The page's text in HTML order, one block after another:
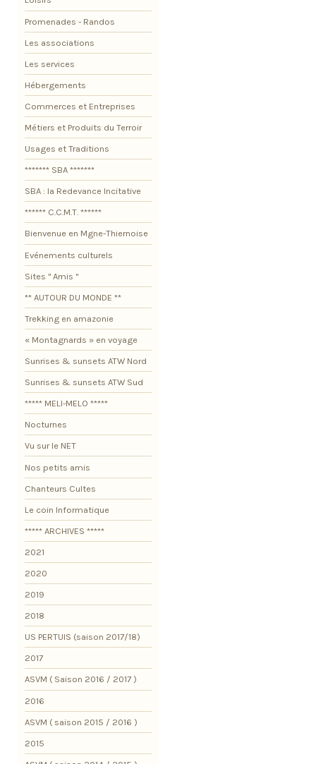
Promenades - Randos
Les associations
Les services
Hébergements
Commerces et Entreprises
Métiers et Produits du Terroir
Usages et Traditions
******* SBA *******
SBA : la Redevance Incitative
****** C.C.M.T. ******
Bienvenue en Mgne-Thiernoise
Evénements culturels
Sites " Amis "
** AUTOUR DU MONDE **
Trekking en amazonie
« Montagnards » en voyage
Sunrises & sunsets ATW Nord
Sunrises & sunsets ATW Sud
***** MELI-MELO *****
Nocturnes
Vu sur le NET
Nos petits amis
Chanteurs Cultes
Le coin Informatique
***** ARCHIVES *****
2021
2020
2019
2018
US PERTUIS (saison 2017/18)
2017
ASVM ( Saison 2016 / 2017 )
2016
ASVM ( saison 2015 / 2016 )
2015